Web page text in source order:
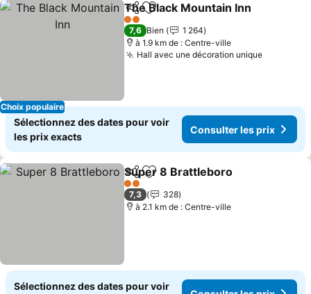
Choix populaire
PartagerAjouter à mes favoris
The Black Mountain Inn
2 Étoiles
7,6 Bien
1 264
à 1.9 km de : Centre-ville
Hall avec une décoration unique
Sélectionnez des dates pour voir
les prix exacts
Consulter les prix
PartagerAjouter à mes favoris
Super 8 Brattleboro
2 Étoiles
7,3
328
à 2.1 km de : Centre-ville
Sélectionnez des dates pour voir